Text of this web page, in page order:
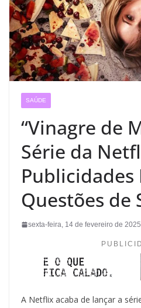
SAÚDE
“Vinagre de
Série da
Publicidades
Questões de
sexta-feira, 14 de fevereiro de 2025
A Netflix acaba de lançar a